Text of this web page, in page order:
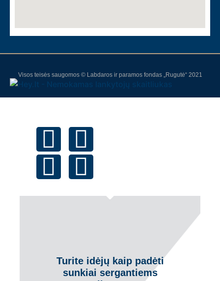
Visos teisės saugomos © Labdaros ir paramos fondas „Rugutė“ 2021
Turite idėjų kaip padėti
sunkiai sergantiems